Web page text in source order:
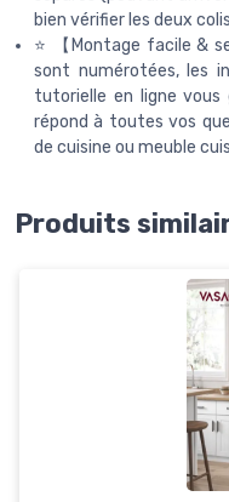
bien vérifier les deux
⭐ 【Montage facile &
sont numérotées, les
tutorielle en ligne vous
répond à toutes vos
de cuisine ou meuble
Produits